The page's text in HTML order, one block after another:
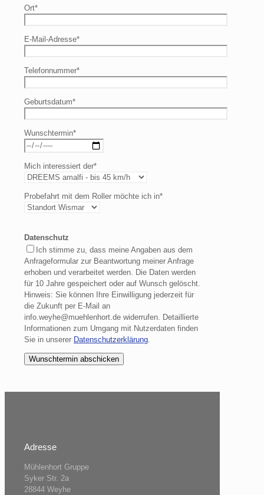
Ort*
E-Mail-Adresse*
Telefonnummer*
Geburtsdatum*
Wunschtermin*
Mich interessiert der*
Probefahrt mit dem Roller möchte ich in*
Datenschutz
Ich stimme zu, dass meine Angaben aus dem
Anfrageformular zur Beantwortung meiner Anfrage
erhoben und verarbeitet werden. Die Daten werden
für 10 Jahre gespeichert oder auf Wunsch gelöscht.
Hinweis: Sie können Ihre Einwilligung jederzeit für
die Zukunft per E-Mail an
info.weyhe@muehlenhort.de widerrufen. Detaillierte
Informationen zum Umgang mit Nutzerdaten finden
Sie in unserer Datenschutzerklärung
Adresse
Mühlenhort Gruppe
Syker Str. 2a
28844 Weyhe